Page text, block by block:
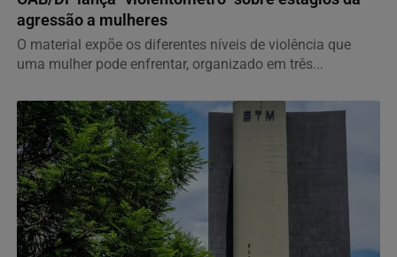
agressão a mulheres
O material expõe os diferentes níveis de violência que
uma mulher pode enfrentar, organizado em três...